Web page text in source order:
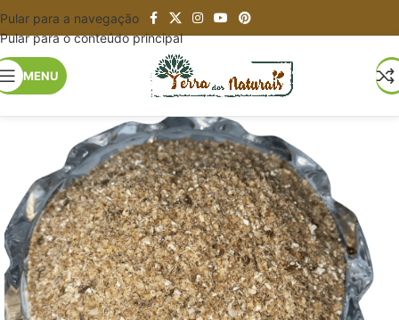
Pular para a navegação
Pular para o conteúdo principal
MENU